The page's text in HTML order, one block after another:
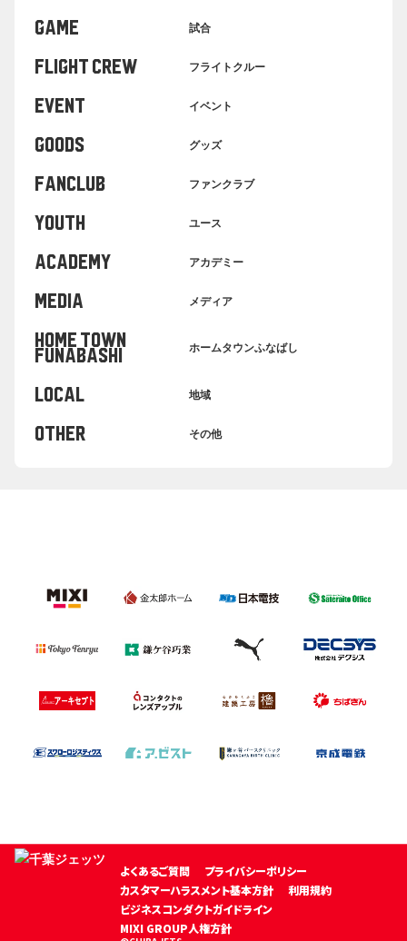
GAME 試合
FLIGHT CREW フライトクルー
EVENT イベント
GOODS グッズ
FANCLUB ファンクラブ
YOUTH ユース
ACADEMY アカデミー
MEDIA メディア
HOME TOWN
FUNABASHI ホームタウンふなばし
LOCAL 地域
OTHER その他
よくあるご質問
プライバシーポリシー
カスタマーハラスメント基本方針
利用規約
ビジネスコンダクトガイドライン
MIXI GROUP人権方針